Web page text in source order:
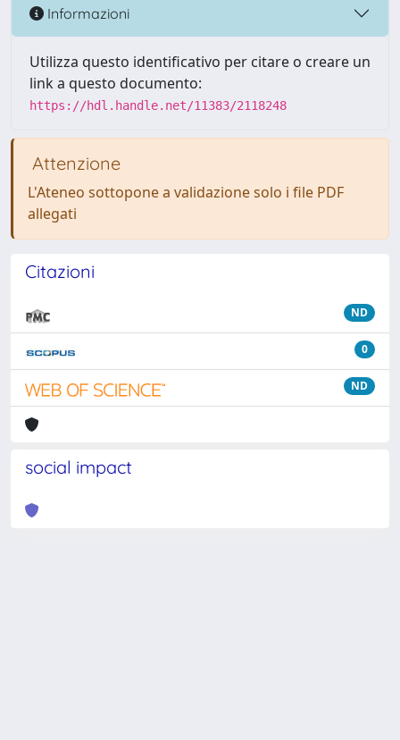
Informazioni
Utilizza questo identificativo per citare o creare un
link a questo documento:
https://hdl.handle.net/11383/2118248
Attenzione
L'Ateneo sottopone a validazione solo i file PDF
allegati
Citazioni
ND
0
ND
social impact